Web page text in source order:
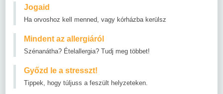
Jogaid
Ha orvoshoz kell menned, vagy kórházba kerülsz
Mindent az allergiáról
Szénanátha? Ételallergia? Tudj meg többet!
Győzd le a stresszt!
Tippek, hogy túljuss a feszült helyzeteken.